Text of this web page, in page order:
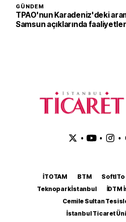
GÜNDEM
TPAO'nun Karadeniz'deki
Samsun açıklarında
• • •
İTOTAM BTM SoftITo
Teknopark İstanbul
İDTM
Cemile Sultan
İstanbul Ticaret